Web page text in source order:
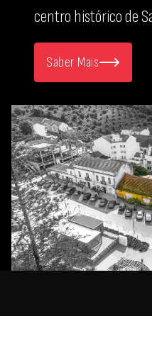
centro histórico de
Saber Mais